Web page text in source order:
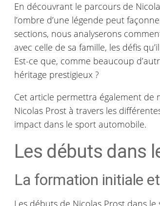
En découvrant le parcours de
l’ombre d’une légende peut
sections, nous analyserons
avec celle de sa famille, les défis
Est-ce que, comme beaucoup
héritage prestigieux ?
Cet article permettra également
Nicolas Prost à travers les
impact dans le sport automobile.
Les débuts dans
La formation initiale